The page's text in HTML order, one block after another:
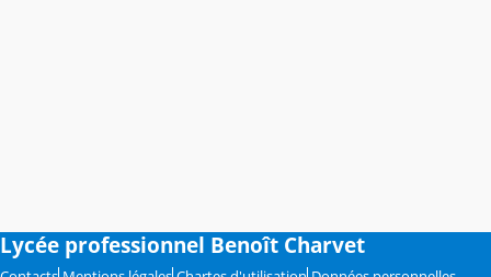
Lycée professionnel Benoît Charvet